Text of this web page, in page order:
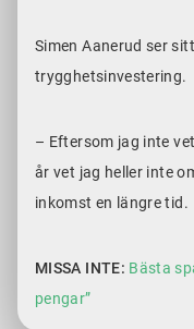
Simen Aanerud ser
trygghetsinvestering.
– Eftersom jag inte
år vet jag heller inte
inkomst en längre tid.
MISSA INTE: Bästa
pengar”